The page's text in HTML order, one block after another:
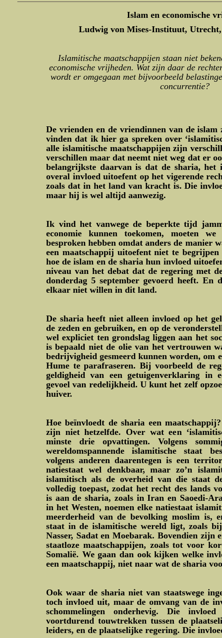
Islam en economische
Ludwig von Mises-Instituut, Utrecht,
Islamitische maatschappijen staan niet
economische vrijheden. Wat zijn daar de
wordt er omgegaan met bijvoorbeeld
concurrentie?
De vrienden en de vriendinnen van de
vinden dat ik hier ga spreken over
alle islamitische maatschappijen zijn
verschillen maar dat neemt niet weg dat er
belangrijkste daarvan is dat de sharia, het
overal invloed uitoefent op het vigerende
zoals dat in het land van kracht is. Die
maar hij is wel altijd aanwezig.
Ik vind het vanwege de beperkte tijd
economie kunnen toekomen, moeten
besproken hebben omdat anders de manier
een maatschappij uitoefent niet te
hoe de islam en de sharia hun invloed
niveau van het debat dat de regering met
donderdag 5 september gevoerd heeft. En
elkaar niet willen in dit land.
De sharia heeft niet alleen invloed op het
de zeden en gebruiken, en op de
wel expliciet ten grondslag liggen aan het
is bepaald niet de olie van het vertrouwen
bedrijvigheid gesmeerd kunnen worden, om
Hume te parafraseren. Bij voorbeeld de
geldigheid van een getuigenverklaring in
gevoel van redelijkheid. U kunt het zelf
huiver.
Hoe beïnvloedt de sharia een maatschappij?
zijn niet hetzelfde. Over wat een
minste drie opvattingen. Volgens
wereldomspannende islamitische staat
volgens anderen daarentegen is een
natiestaat wel denkbaar, maar zo’n
islamitisch als de overheid van die staat
volledig toepast, zodat het recht des lands
is aan de sharia, zoals in Iran en Saoedi-
in het Westen, noemen elke natiestaat
meerderheid van de bevolking moslim is,
staat in de islamitische wereld ligt, zoals
Nasser, Sadat en Moebarak. Bovendien zijn
staatloze maatschappijen, zoals tot voor
Somalië. We gaan dan ook kijken welke
een maatschappij, niet naar wat de sharia
Ook waar de sharia niet van staatswege
toch invloed uit, maar de omvang van de
schommelingen onderhevig. Die
voortdurend touwtrekken tussen de
leiders, en de plaatselijke regering. Die